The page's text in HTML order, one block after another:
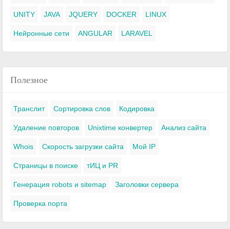
UNITY JAVA JQUERY DOCKER LINUX
Нейронные сети ANGULAR LARAVEL
Полезное
Транслит Сортировка слов Кодировка
Удаление повторов Unixtime конвертер Анализ сайта
Whois Скорость загрузки сайта Мой IP
Страницы в поиске тИЦ и PR
Генерация robots и sitemap Заголовки сервера
Проверка порта